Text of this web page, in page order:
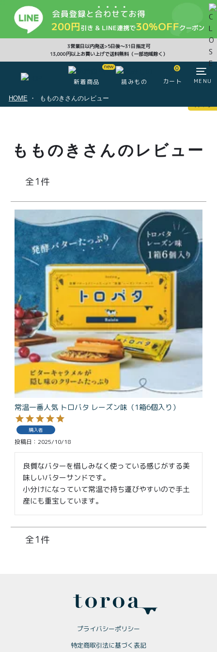
3営業日以内発送>5日後〜31日指定可
13,000円以上お買い上げで送料無料（一部地域除く）
新着商品 読みもの
0
カート MENU
CLOSE
0
注文履歴 会員登録情報 ポイント
商品一覧
とろ生ガトーショコラ
とろ生 まとめ買いお得
お中元
紅茶toroaTea
焼き菓子
メルマガ会員様限定
toroa夏のアウトレッ
トセール
とろ生チーズケーキ
濃抹茶とろ生ガトーシ
ョコラ
とろ生シュー
クッキー缶
紅茶toroaTeaギフト
お誕生日セット
手さげ袋
季節限定
価格別
¥2,000〜¥3,999
¥6,000〜
〜¥1,999
¥4,000〜¥5,999
商品
プライバシーポリシー
HOME もものきさんのレビュー
もものきさんのレビュー
1
常温一番人気 トロバタ レーズン味（1箱6個入り）
購入者
投稿日 2025/10/18
良質なバターを惜しみなく使っている感じがする美
味しいバターサンドです。
小分けになっていて常温で持ち運びやすいので手土
産にも重宝しています。
1
プライバシーポリシー
特定商取引法に基づく表記